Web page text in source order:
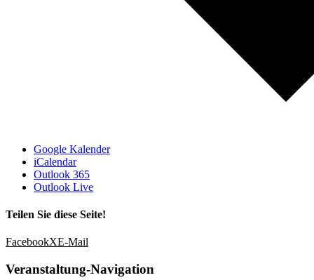
Google Kalender
iCalendar
Outlook 365
Outlook Live
Teilen Sie diese Seite!
FacebookXE-Mail
Veranstaltung-Navigation